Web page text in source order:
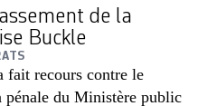
de la
Buckle
ATS
recours contre le
pénale du Ministère public